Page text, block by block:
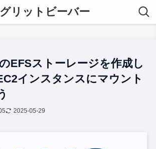
グリットビーバー
EFSストーレージを作成し
インスタンスにマウント
2025-05-29